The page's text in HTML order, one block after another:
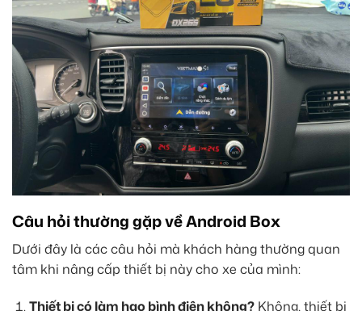
Câu hỏi thường gặp về Android Box
Dưới đây là các câu hỏi mà khách hàng thường quan
tâm khi nâng cấp thiết bị này cho xe của mình:
Thiết bị có làm hao bình điện không?Không, thiết bị